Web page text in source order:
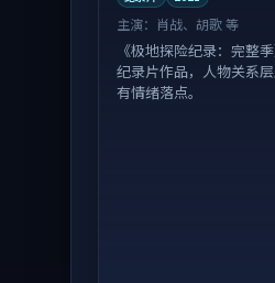
主演： 肖战、胡歌 等
《极地探险纪录：完整
纪录片作品，人物关系
有情绪落点。